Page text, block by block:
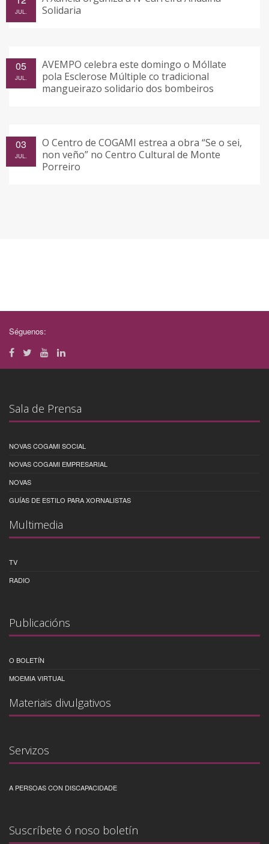
Solidaria
JUL.
AVEMPO celebra este domingo o Móllate
pola Esclerose Múltiple co tradicional
mangueirazo solidario dos bombeiros
05
JUL.
O Centro de COGAMI estrea a obra “Se o sei,
non veño” no Centro Cultural de Monte
Porreiro
03
JUL.
Séguenos:
Sala de Prensa
NOVAS COGAMI SOCIAL
NOVAS COGAMI EMPRESARIAL
NOVAS
GUÍAS DE ESTILO PARA XORNALISTAS
Multimedia
TV
RADIO
Publicacións
O BOLETÍN
MOEMIA VIRTUAL
Materiais divulgativos
Servizos
A PERSOAS CON DISCAPACIDADE
Suscríbete ó noso boletín